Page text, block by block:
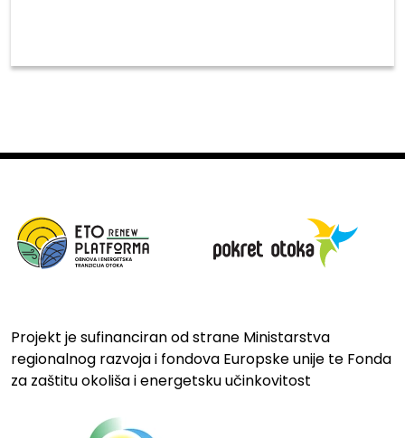
Projekt je sufinanciran od strane Ministarstva
regionalnog razvoja i fondova Europske unije te Fonda
za zaštitu okoliša i energetsku učinkovitost